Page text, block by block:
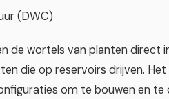
(DWC)
de wortels van planten direct
die op reservoirs drijven.
om te bouwen en